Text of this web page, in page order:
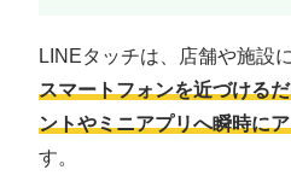
LINEタッチは、店舗や施設
スマートフォンを近づける
ントやミニアプリへ瞬時に
す。